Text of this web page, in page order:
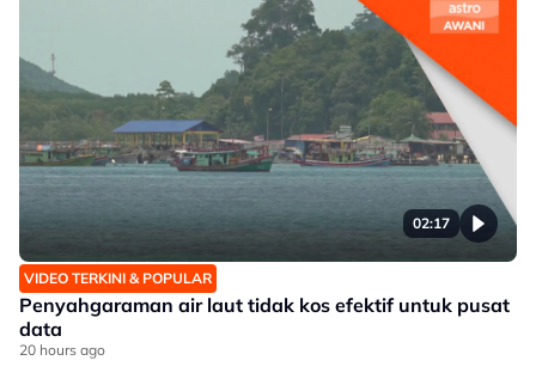
02:17
VIDEO TERKINI & POPULAR
Penyahgaraman air laut tidak kos efektif untuk pusat
data
20 hours ago